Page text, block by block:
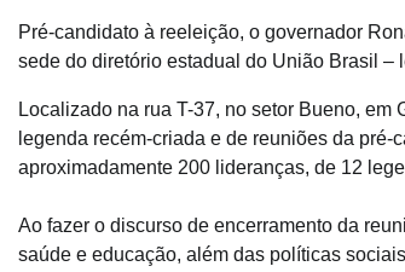
Pré-candidato à reeleição, o governador
sede do diretório estadual do União Brasil –
Localizado na rua T-37, no setor Bueno,
legenda recém-criada e de reuniões da
aproximadamente 200 lideranças, de 12
Ao fazer o discurso de encerramento da
saúde e educação, além das políticas